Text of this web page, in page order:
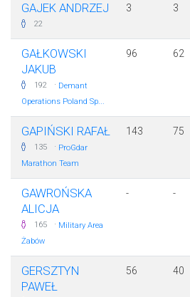
GAJEK ANDRZEJ
22
3 3
GAŁKOWSKI
JAKUB
192 · Demant
Operations Poland Sp...
96 62
GAPIŃSKI RAFAŁ
135 · ProGdar
Marathon Team
143 75
GAWROŃSKA
ALICJA
165 · Military Area
Żabów
- -
GERSZTYN
PAWEŁ
56 40